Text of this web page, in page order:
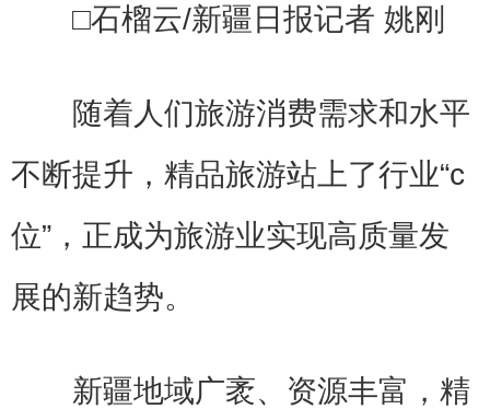
□石榴云/新疆日报记者 姚刚
随着人们旅游消费需求和水平
不断提升，精品旅游站上了行业“c
位”，正成为旅游业实现高质量发
展的新趋势。
新疆地域广袤、资源丰富，精